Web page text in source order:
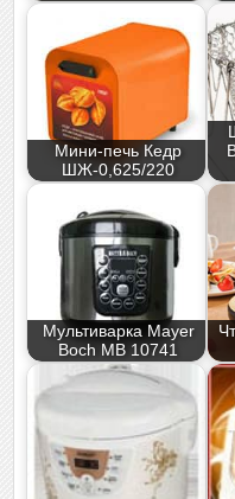
Мини-печь Кедр
ШЖ-0,625/220
Мультиварка Mayer
Boch МВ 10741